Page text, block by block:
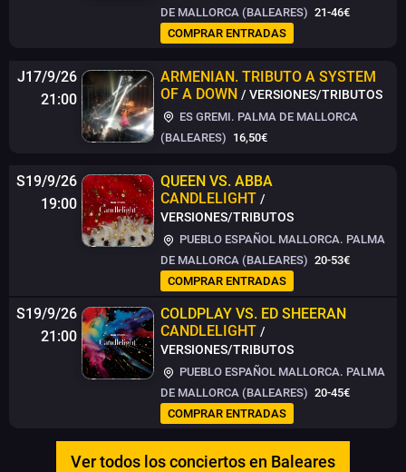
DE MALLORCA (BALEARES) 21-46€
COMPRAR ENTRADAS
J17/9/26
21:00
ARMENIAN. TRIBUTO A SYSTEM
OF A DOWN / VERSIONES/TRIBUTOS
ES GREMI. PALMA DE MALLORCA
(BALEARES) 16,50€
S19/9/26
19:00
QUEEN VS. ABBA
CANDLELIGHT /
VERSIONES/TRIBUTOS
PUEBLO ESPAÑOL MALLORCA. PALMA
DE MALLORCA (BALEARES) 20-53€
COMPRAR ENTRADAS
S19/9/26
21:00
COLDPLAY VS. ED SHEERAN
CANDLELIGHT /
VERSIONES/TRIBUTOS
PUEBLO ESPAÑOL MALLORCA. PALMA
DE MALLORCA (BALEARES) 20-45€
COMPRAR ENTRADAS
Ver todos los conciertos en Baleares